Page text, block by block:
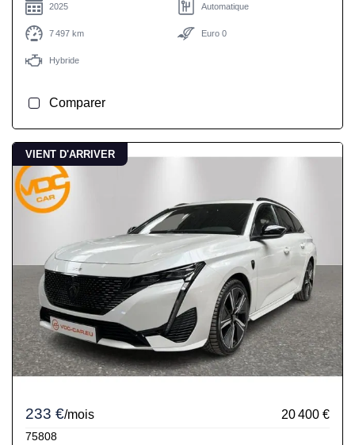
2025 Automatique
7 497 km Euro 0
Hybride
Comparer
VIENT D'ARRIVER
233 €/mois 20 400 €
75808